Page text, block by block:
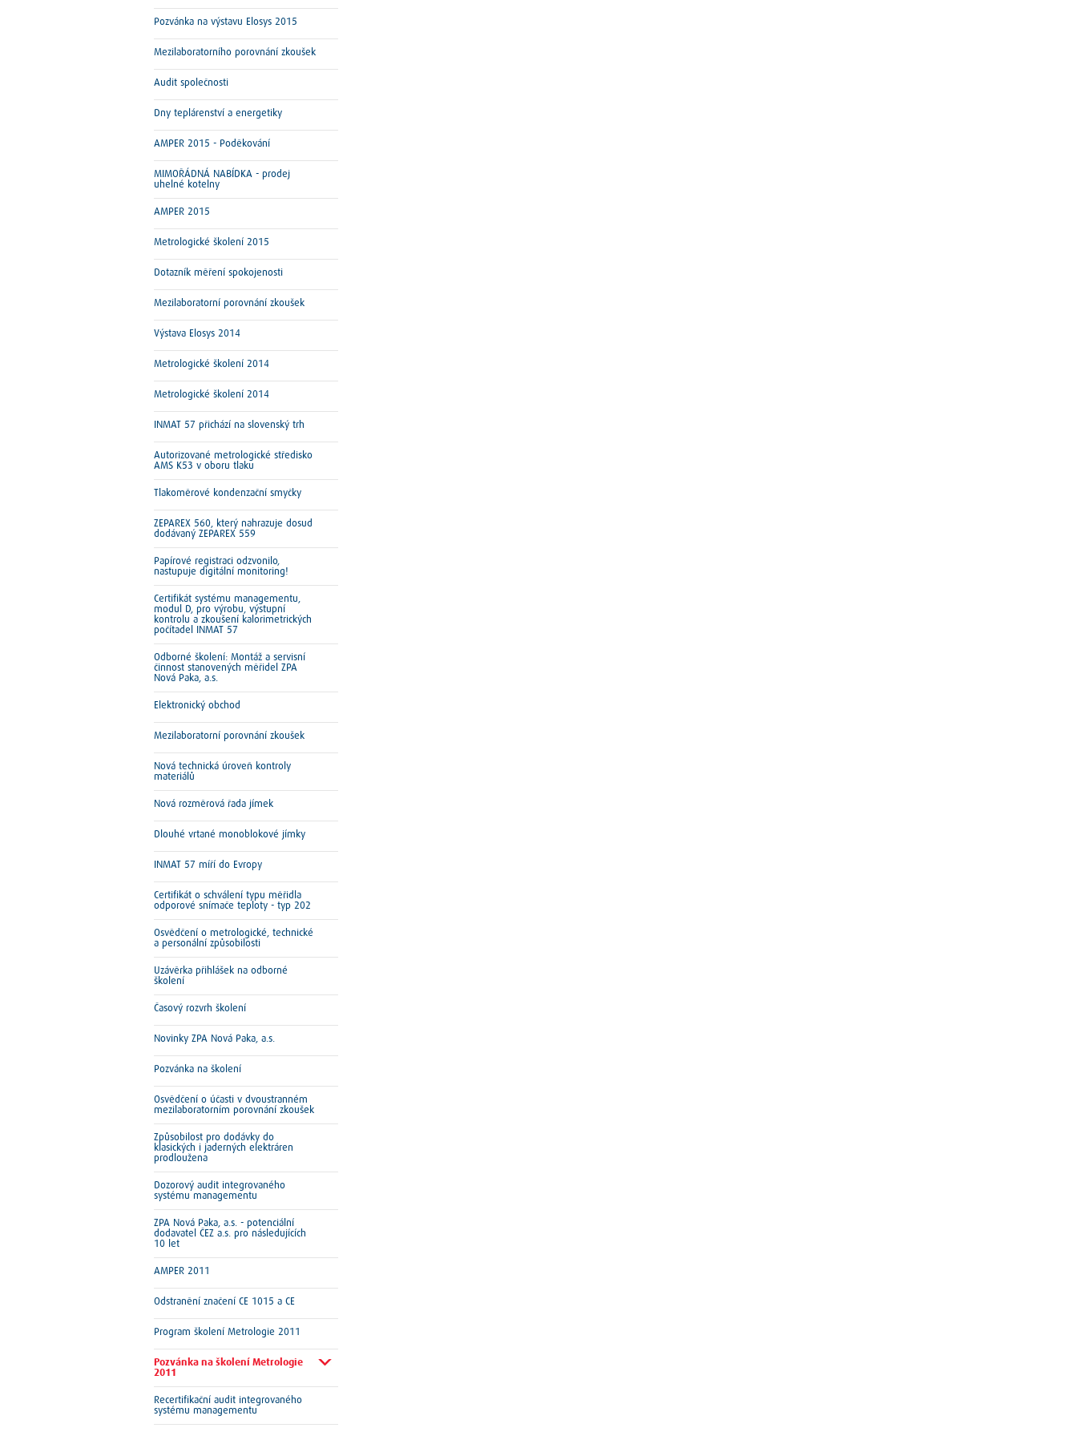
Pozvánka na výstavu Elosys 2015
Mezilaboratorního porovnání zkoušek
Audit společnosti
Dny teplárenství a energetiky
AMPER 2015 - Poděkování
MIMOŘÁDNÁ NABÍDKA - prodej
uhelné kotelny
AMPER 2015
Metrologické školení 2015
Dotazník měření spokojenosti
Mezilaboratorní porovnání zkoušek
Výstava Elosys 2014
Metrologické školení 2014
Metrologické školení 2014
INMAT 57 přichází na slovenský trh
Autorizované metrologické středisko
AMS K53 v oboru tlaku
Tlakoměrové kondenzační smyčky
ZEPAREX 560, který nahrazuje dosud
dodávaný ZEPAREX 559
Papírové registraci odzvonilo,
nastupuje digitální monitoring!
Certifikát systému managementu,
modul D, pro výrobu, výstupní
kontrolu a zkoušení kalorimetrických
počítadel INMAT 57
Odborné školení: Montáž a servisní
činnost stanovených měřidel ZPA
Nová Paka, a.s.
Elektronický obchod
Mezilaboratorní porovnání zkoušek
Nová technická úroveň kontroly
materiálů
Nová rozměrová řada jímek
Dlouhé vrtané monoblokové jímky
INMAT 57 míří do Evropy
Certifikát o schválení typu měřidla
odporové snímače teploty - typ 202
Osvědčení o metrologické, technické
a personální způsobilosti
Uzávěrka přihlášek na odborné
školení
Časový rozvrh školení
Novinky ZPA Nová Paka, a.s.
Pozvánka na školení
Osvědčení o účasti v dvoustranném
mezilaboratorním porovnání zkoušek
Způsobilost pro dodávky do
klasických i jaderných elektráren
prodloužena
Dozorový audit integrovaného
systému managementu
ZPA Nová Paka, a.s. - potenciální
dodavatel ČEZ a.s. pro následujících
10 let
AMPER 2011
Odstranění značení CE 1015 a CE
Program školení Metrologie 2011
Pozvánka na školení Metrologie
2011
Recertifikační audit integrovaného
systému managementu